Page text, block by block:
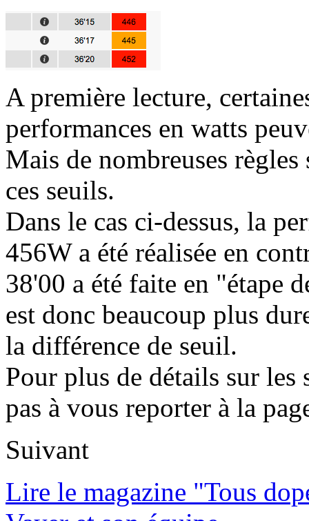
A première lecture,
performances en watts
Mais de nombreuses
ces seuils.
Dans le cas ci-dessus, la
456W a été réalisée en
38'00 a été faite en "étape
est donc beaucoup plus
la différence de seuil.
Pour plus de détails sur les
pas à vous reporter à la
Suivant
Lire le magazine "Tous